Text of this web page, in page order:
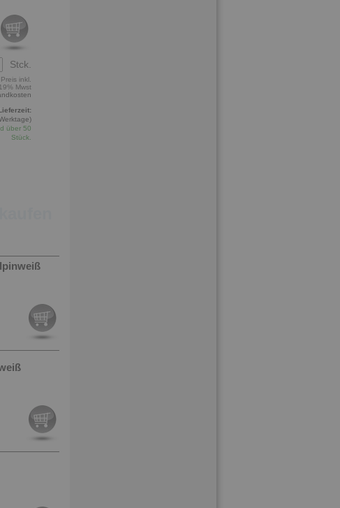
Stck.
Preis inkl.
19% Mwst
über 50
Stück.